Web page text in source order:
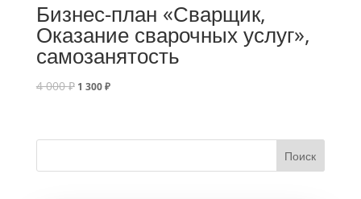
Бизнес-план «Сварщик,
Оказание сварочных услуг»,
самозанятость
4 000₽ 1 300₽